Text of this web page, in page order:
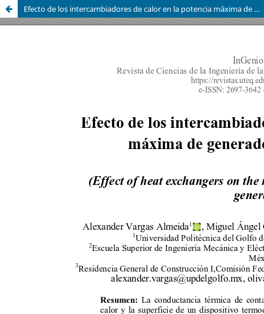
Efecto de los intercambiadores de calor en la potencia máxima de generadores termoeléctricos